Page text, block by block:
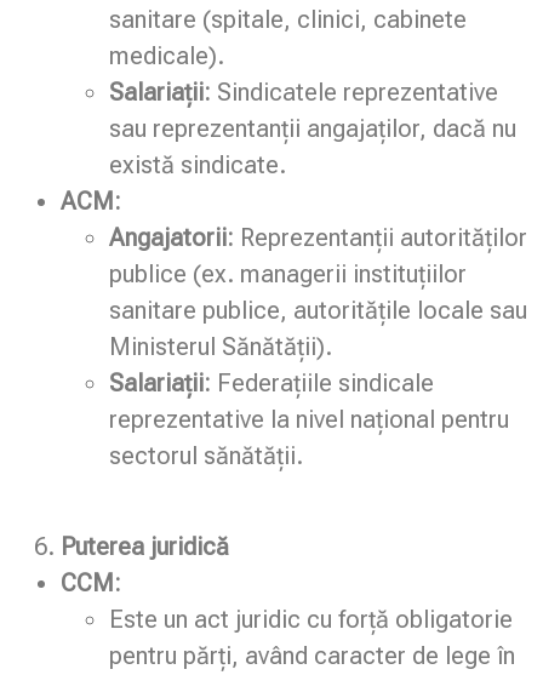
sanitare (spitale, clinici, cabinete
medicale).
Salariații: Sindicatele reprezentative
sau reprezentanții angajaților, dacă nu
există sindicate.
ACM:
Angajatorii: Reprezentanții autorităților
publice (ex. managerii instituțiilor
sanitare publice, autoritățile locale sau
Ministerul Sănătății).
Salariații: Federațiile sindicale
reprezentative la nivel național pentru
sectorul sănătății.
Puterea juridică
CCM:
Este un act juridic cu forță obligatorie
pentru părți, având caracter de lege în